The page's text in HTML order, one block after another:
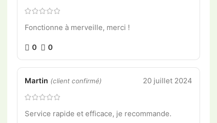
Fonctionne à merveille, merci !
0 0
Martin (client confirmé) 20 juillet 2024
Service rapide et efficace, je recommande.